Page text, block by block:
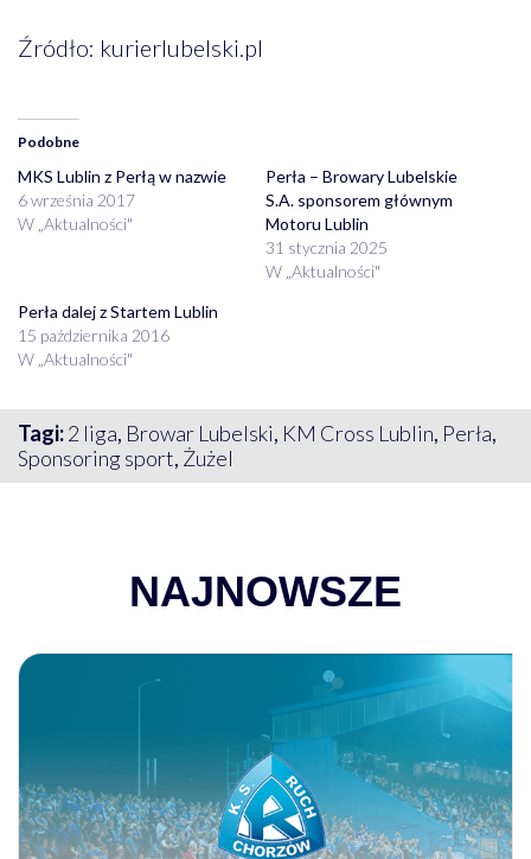
Źródło: kurierlubelski.pl
Podobne
MKS Lublin z Perłą w nazwie
6 września 2017
W „Aktualności"
Perła – Browary Lubelskie
S.A. sponsorem głównym
Motoru Lublin
31 stycznia 2025
W „Aktualności"
Perła dalej z Startem Lublin
15 października 2016
W „Aktualności"
Tagi:2 liga, Browar Lubelski, KM Cross Lublin, Perła,
Sponsoring sport, Żużel
NAJNOWSZE